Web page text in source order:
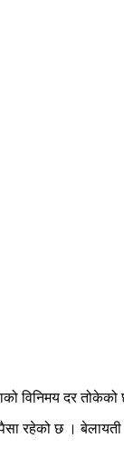
विनिमय दर
रहेको छ ।